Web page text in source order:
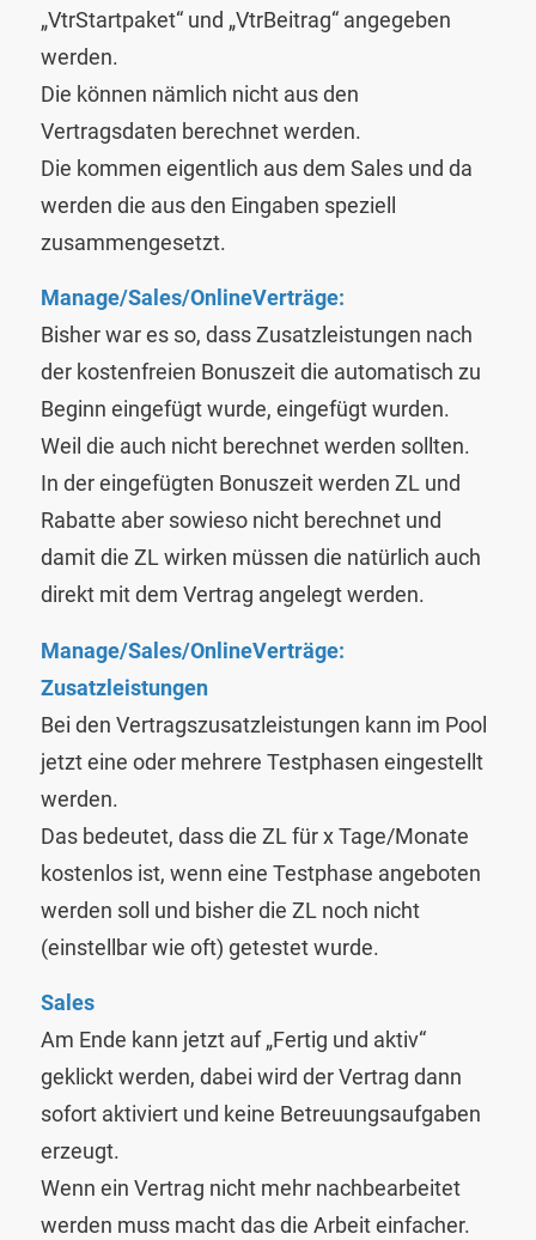
„VtrStartpaket“ und „VtrBeitrag“ angegeben
werden.
Die können nämlich nicht aus den
Vertragsdaten berechnet werden.
Die kommen eigentlich aus dem Sales und da
werden die aus den Eingaben speziell
zusammengesetzt.
Manage/Sales/OnlineVerträge:
Bisher war es so, dass Zusatzleistungen nach
der kostenfreien Bonuszeit die automatisch zu
Beginn eingefügt wurde, eingefügt wurden.
Weil die auch nicht berechnet werden sollten.
In der eingefügten Bonuszeit werden ZL und
Rabatte aber sowieso nicht berechnet und
damit die ZL wirken müssen die natürlich auch
direkt mit dem Vertrag angelegt werden.
Manage/Sales/OnlineVerträge:
Zusatzleistungen
Bei den Vertragszusatzleistungen kann im Pool
jetzt eine oder mehrere Testphasen eingestellt
werden.
Das bedeutet, dass die ZL für x Tage/Monate
kostenlos ist, wenn eine Testphase angeboten
werden soll und bisher die ZL noch nicht
(einstellbar wie oft) getestet wurde.
Sales
Am Ende kann jetzt auf „Fertig und aktiv“
geklickt werden, dabei wird der Vertrag dann
sofort aktiviert und keine Betreuungsaufgaben
erzeugt.
Wenn ein Vertrag nicht mehr nachbearbeitet
werden muss macht das die Arbeit einfacher.